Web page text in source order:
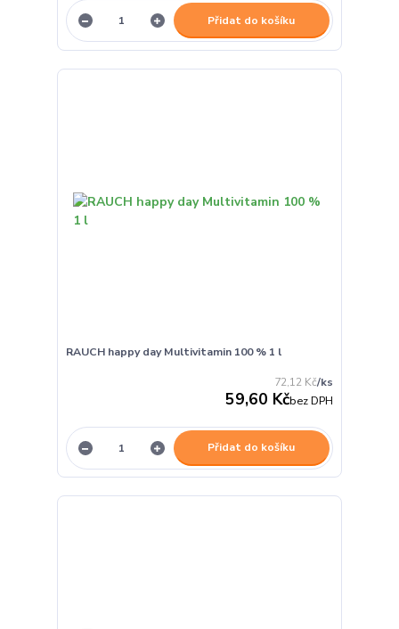
Přidat do košíku
RAUCH happy day Multivitamin 100 % 1 l
72,12 Kč/ks
59,60 Kčbez DPH
Přidat do košíku